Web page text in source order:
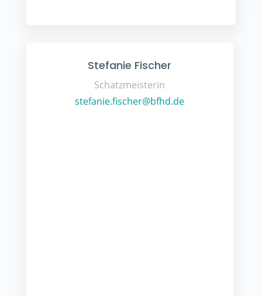
Stefanie Fischer
Schatzmeisterin
stefanie.fischer@bfhd.de